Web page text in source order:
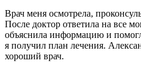
Врач меня осмотрела,
После доктор ответила на все
объяснила информацию и
я получил план лечения.
хороший врач.